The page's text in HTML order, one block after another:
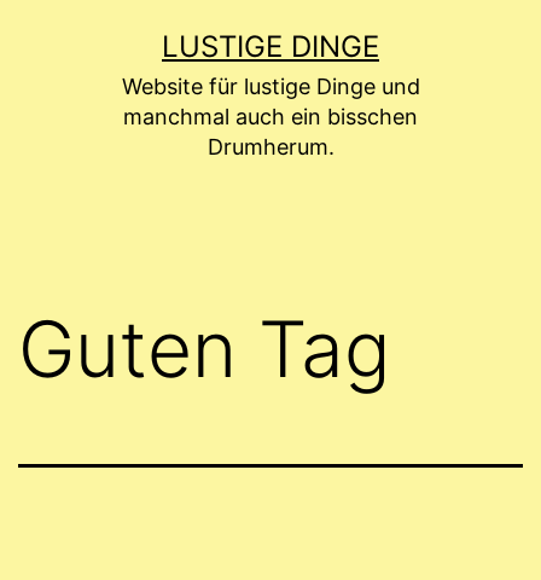
LUSTIGE DINGE
Website für lustige Dinge und
manchmal auch ein bisschen
Drumherum.
Guten Tag